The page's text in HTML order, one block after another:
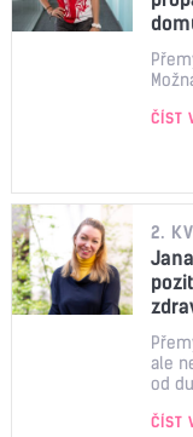
ČÍST
2.
ale
od
ČÍST